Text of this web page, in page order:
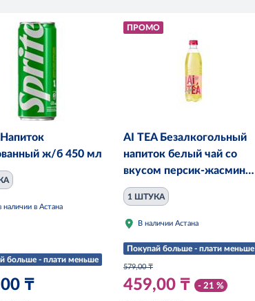
ж/б 450 мл
наличии в Астана
больше - плати меньше
₸
ПРОМО
AI TEA Безалкогольный
напиток белый чай со
вкусом персик-жасмин
1,0 л
1 ШТУКА
В наличии Астана
Покупай больше - плати меньше
579,00 ₸
459,00 ₸ - 21 %